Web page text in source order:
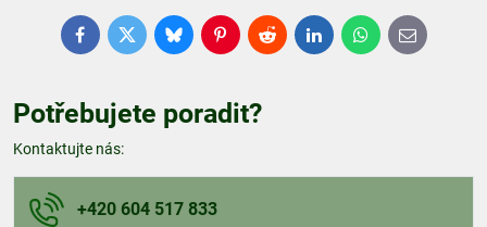
FacebookTwitterBlueskyPinterestRedditLinkedInWhatsApp
E-
mail
Potřebujete poradit?
Kontaktujte nás:
+420 604 517 833